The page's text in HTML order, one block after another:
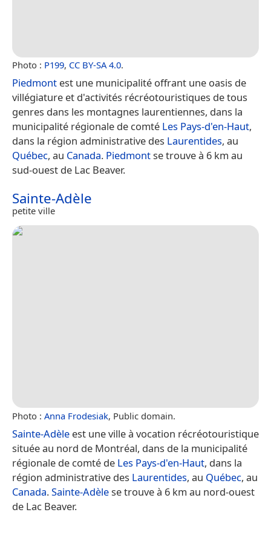
Photo : P199, CC BY-SA 4.0.
Piedmont est une municipalité offrant une oasis de
villégiature et d'activités récréotouristiques de tous
genres dans les montagnes laurentiennes, dans la
municipalité régionale de comté Les Pays-d'en-Haut,
dans la région administrative des Laurentides, au
Québec, au Canada. Piedmontse trouve à 6 km au
sud-ouest de Lac Beaver.
Sainte-Adèle
petite ville
Photo : Anna Frodesiak, Public domain.
Sainte-Adèle est une ville à vocation récréotouristique
située au nord de Montréal, dans de la municipalité
régionale de comté de Les Pays-d'en-Haut, dans la
région administrative des Laurentides, au Québec, au
Canada.Sainte-Adèlese trouve à 6 km au nord-ouest
de Lac Beaver.